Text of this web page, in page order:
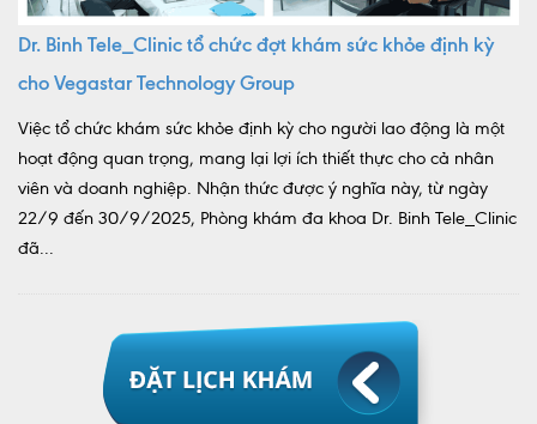
Dr. Binh Tele_Clinic tổ chức đợt khám sức khỏe định kỳ
cho Vegastar Technology Group
Việc tổ chức khám sức khỏe định kỳ cho người lao động là một
hoạt động quan trọng, mang lại lợi ích thiết thực cho cả nhân
viên và doanh nghiệp. Nhận thức được ý nghĩa này, từ ngày
22/9 đến 30/9/2025, Phòng khám đa khoa Dr. Binh Tele_Clinic
đã...